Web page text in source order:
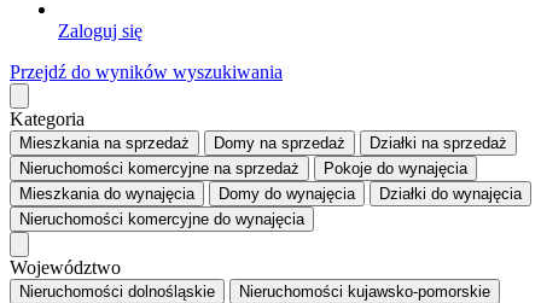
Zaloguj się
Przejdź do wyników wyszukiwania
Kategoria
Mieszkaniana sprzedaż Domy na sprzedaż Działki na sprzedaż
Nieruchomości komercyjne na sprzedaż Pokoje do wynajęcia
Mieszkaniado wynajęcia Domy do wynajęcia Działki do wynajęcia
Nieruchomości komercyjne do wynajęcia
Województwo
Nieruchomości dolnośląskie
Nieruchomości kujawsko-pomorskie